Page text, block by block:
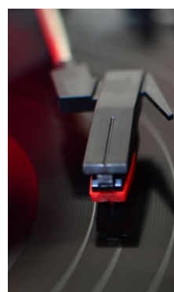
Блог
Политика
Экономика
Общество
Японский язык
Японский калейдоскоп
Еда и напитки